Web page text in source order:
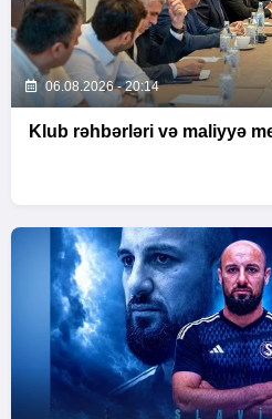
06.08.2026 - 20:14
Klub rəhbərləri və maliyyə